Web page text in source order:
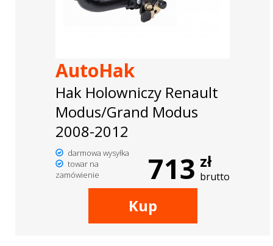
AutoHak
Hak Holowniczy Renault
Modus/Grand Modus
2008-2012
darmowa wysyłka
towar na
zamówienie
713 zł
brutto
Kup